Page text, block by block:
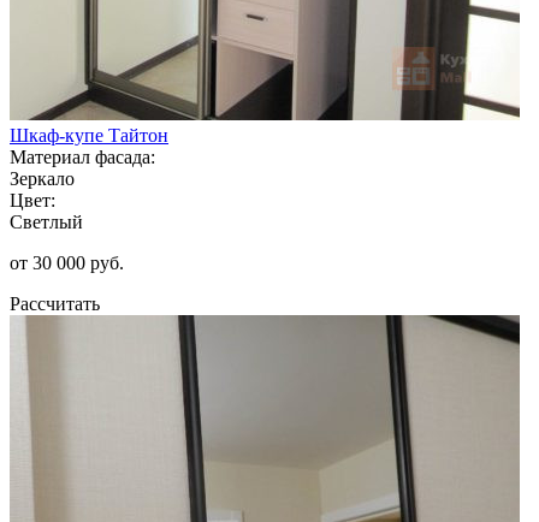
Шкаф-купе Тайтон
Материал фасада:
Зеркало
Цвет:
Светлый
от 30 000 руб.
Рассчитать